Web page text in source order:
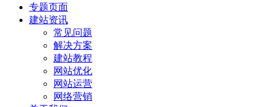
专题页面
建站资讯
常见问题
解决方案
建站教程
网站优化
网站运营
网络营销